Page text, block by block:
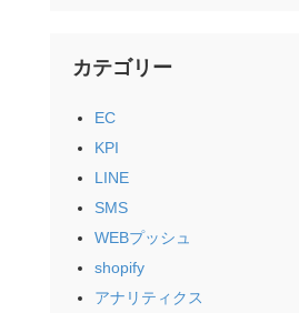
カテゴリー
EC
KPI
LINE
SMS
WEBプッシュ
shopify
アナリティクス